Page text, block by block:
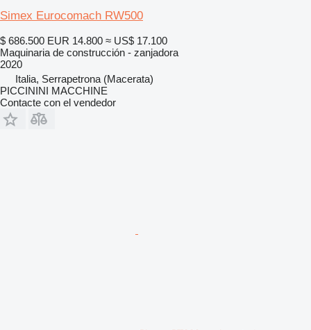
Simex Eurocomach RW500
$ 686.500 EUR 14.800 ≈ US$ 17.100
Maquinaria de construcción - zanjadora
2020
Italia, Serrapetrona (Macerata)
PICCININI MACCHINE
Contacte con el vendedor